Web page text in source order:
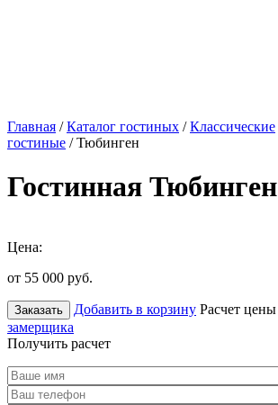
Главная /Каталог гостиных /Классические
гостиные / Тюбинген
Гостинная Тюбинген
Цена:
от 55 000 руб.
Заказать Добавить в корзину Расчет цены
замерщика
Получить расчет